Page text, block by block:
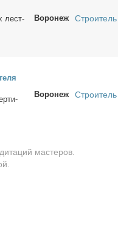
лест­
Воронеж Строитель
Воронеж Строитель
мастеров.